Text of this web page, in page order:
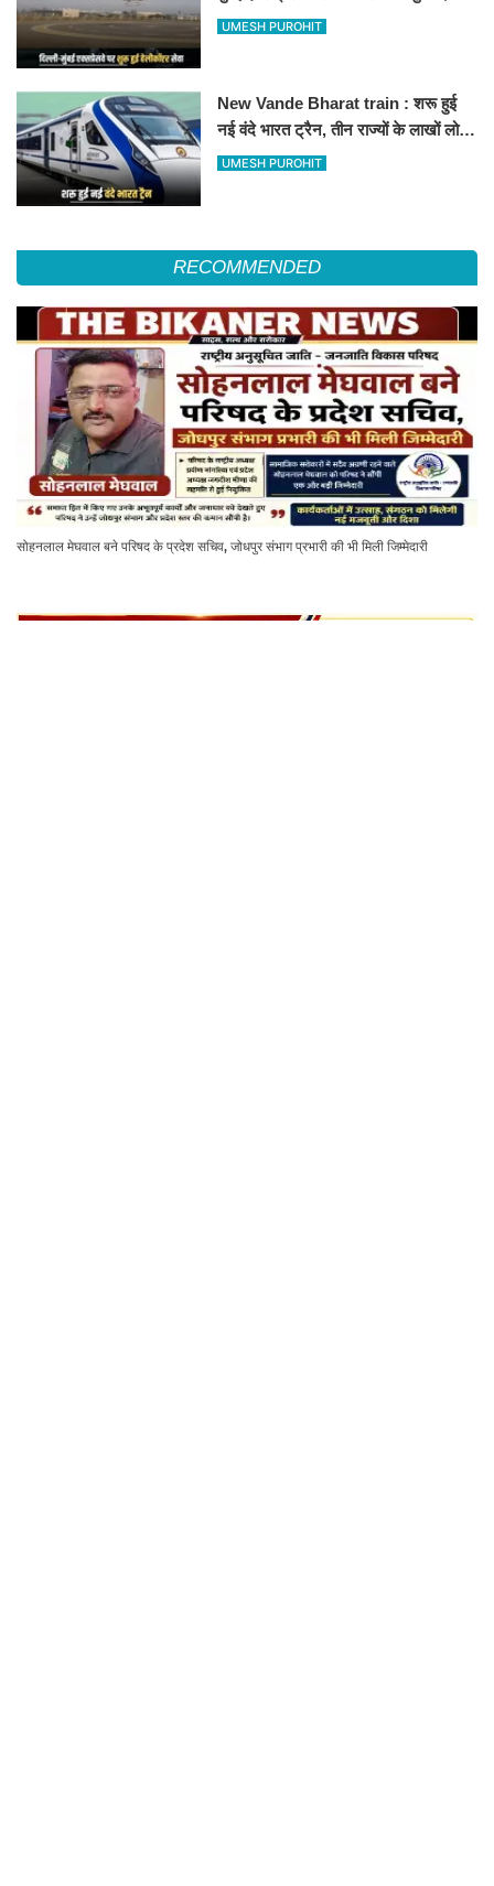
हेलीकॉप्टर सर्विस से तुरंत घायल पहुंचेगा
UMESH PUROHIT
New Vande Bharat train : शरू हुई
नई वंदे भारत ट्रैन, तीन राज्यों के लाखों लोगों
का सफर होगा आसान, देखें पूरा रूटमैप
UMESH PUROHIT
RECOMMENDED
सोहनलाल मेघवाल बने परिषद के प्रदेश सचिव, जोधपुर संभाग प्रभारी की भी मिली जिम्मेदारी